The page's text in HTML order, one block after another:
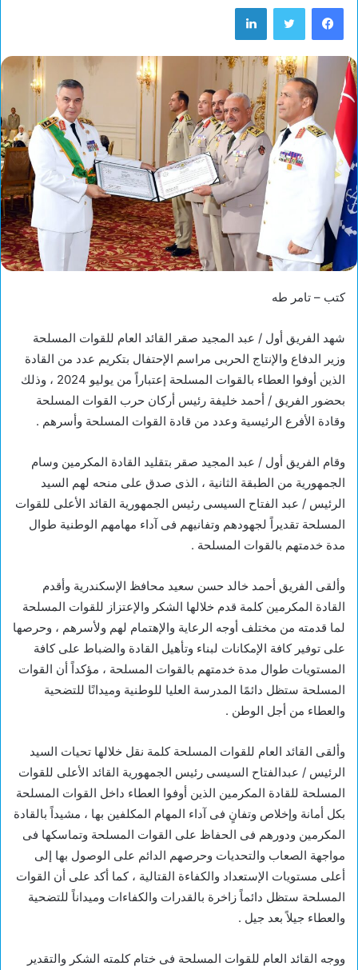
فيسبوك تويتر لينكدإن
كتب – تامر طه
شهد الفريق أول / عبد المجيد صقر القائد العام للقوات المسلحة
وزير الدفاع والإنتاج الحربى مراسم الإحتفال بتكريم عدد من القادة
الذين أوفوا العطاء بالقوات المسلحة إعتباراً من يوليو 2024 ، وذلك
بحضور الفريق / أحمد خليفة رئيس أركان حرب القوات المسلحة
وقادة الأفرع الرئيسية وعدد من قادة القوات المسلحة وأسرهم .
وقام الفريق أول / عبد المجيد صقر بتقليد القادة المكرمين وسام
الجمهورية من الطبقة الثانية ، الذى صدق على منحه لهم السيد
الرئيس / عبد الفتاح السيسى رئيس الجمهورية القائد الأعلى للقوات
المسلحة تقديراً لجهودهم وتفانيهم فى آداء مهامهم الوطنية طوال
مدة خدمتهم بالقوات المسلحة .
وألقى الفريق أحمد خالد حسن سعيد محافظ الإسكندرية وأقدم
القادة المكرمين كلمة قدم خلالها الشكر والإعتزاز للقوات المسلحة
لما قدمته من مختلف أوجه الرعاية والإهتمام لهم ولأسرهم ، وحرصها
على توفير كافة الإمكانات لبناء وتأهيل القادة والضباط على كافة
المستويات طوال مدة خدمتهم بالقوات المسلحة ، مؤكداً أن القوات
المسلحة ستظل دائمًا المدرسة العليا للوطنية وميدانًا للتضحية
والعطاء من أجل الوطن .
وألقى القائد العام للقوات المسلحة كلمة نقل خلالها تحيات السيد
الرئيس / عبدالفتاح السيسى رئيس الجمهورية القائد الأعلى للقوات
المسلحة للقادة المكرمين الذين أوفوا العطاء داخل القوات المسلحة
بكل أمانة وإخلاص وتفانٍ فى آداء المهام المكلفين بها ، مشيداً بالقادة
المكرمين ودورهم فى الحفاظ على القوات المسلحة وتماسكها فى
مواجهة الصعاب والتحديات وحرصهم الدائم على الوصول بها إلى
أعلى مستويات الإستعداد والكفاءة القتالية ، كما أكد على أن القوات
المسلحة ستظل دائماً زاخرة بالقدرات والكفاءات وميداناً للتضحية
والعطاء جيلاً بعد جيل .
ووجه القائد العام للقوات المسلحة فى ختام كلمته الشكر والتقدير